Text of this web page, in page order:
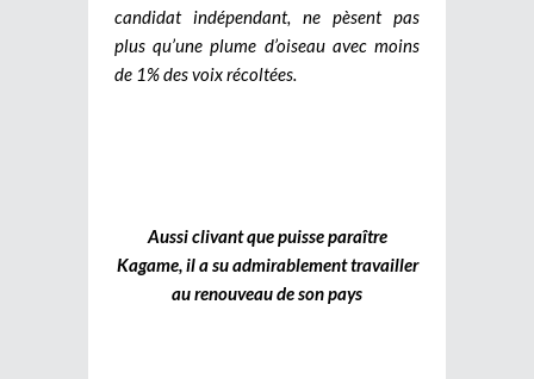
candidat indépendant, ne pèsent pas
plus qu’une plume d’oiseau avec moins
de 1% des voix récoltées.
Aussi clivant que puisse paraître
Kagame, il a su admirablement travailler
au renouveau de son pays